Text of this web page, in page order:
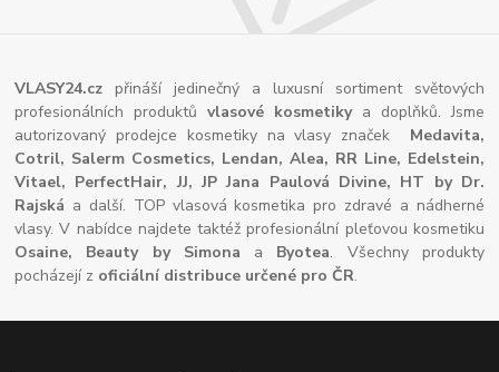
VLASY24.cz přináší jedinečný a luxusní sortiment světových
profesionálních produktůvlasové kosmetikya doplňků. Jsme
autorizovaný prodejce kosmetiky na vlasy značek Medavita,
Cotril, Salerm Cosmetics, Lendan, Alea, RR Line, Edelstein,
Vitael, PerfectHair, JJ, JP Jana Paulová Divine, HT by Dr.
Rajská a další. TOP vlasová kosmetika pro zdravé a nádherné
vlasy. V nabídce najdete taktéž profesionální pleťovou kosmetiku
Osaine, Beauty by Simona a Byotea. Všechny produkty
pocházejí z oficiální distribuce určené pro ČR.